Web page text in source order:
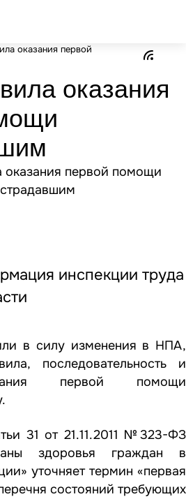
оказания первой
оказания
инспекции труда
в силу изменения в НПА,
последовательность и
первой помощи
31 от 21.11.2011 №323-ФЗ
здоровья граждан в
уточняет термин «первая
состояний требующих